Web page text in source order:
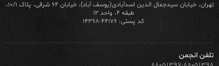
تهران، خیابان سیدجمال الدین اسدآبادی(یوسف آباد)، خیابان ۶۴ شرقی، پلاک ۱۰/۱،
طبقه ۴، واحد ۱۲
کد پستی: ۴۴۱۷۶-۱۴۳۶۸
تلفن انجمن